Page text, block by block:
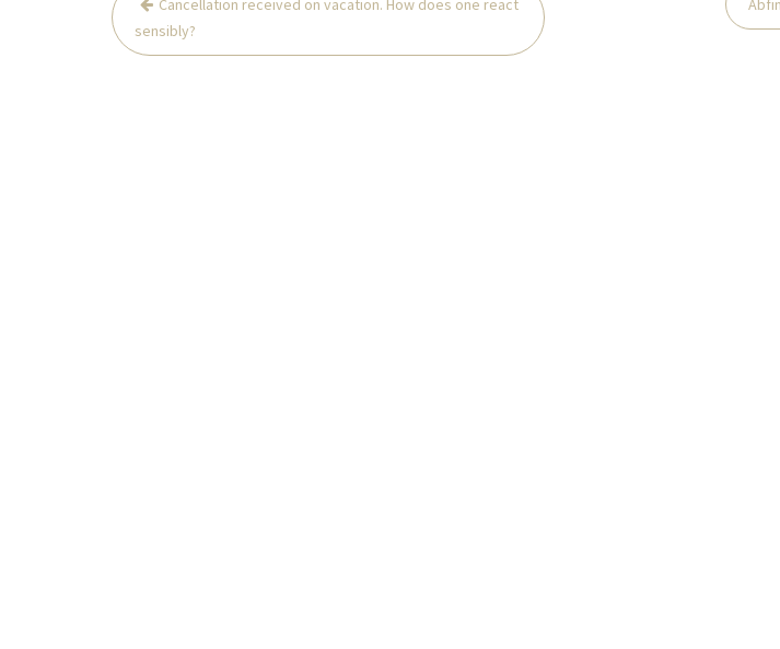
navigation
Cancellation received on vacation. How does one react
sensibly?